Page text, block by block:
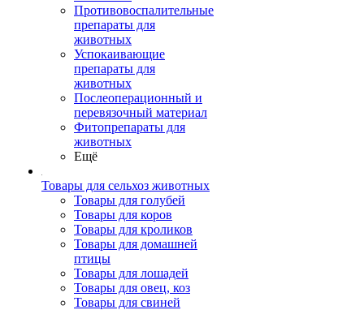
Противовоспалительные
препараты для
животных
Успокаивающие
препараты для
животных
Послеоперационный и
перевязочный материал
Фитопрепараты для
животных
Ещё
Товары для сельхоз животных
Товары для голубей
Товары для коров
Товары для кроликов
Товары для домашней
птицы
Товары для лошадей
Товары для овец, коз
Товары для свиней